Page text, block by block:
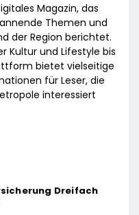
Magazin, das
Themen und
der Region berichtet.
Kultur und Lifestyle bis
bietet vielseitige
für Leser, die
interessiert
Dreifach